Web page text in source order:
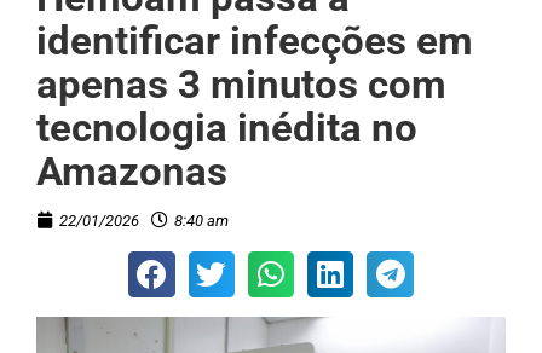
identificar infecções em
apenas 3 minutos com
tecnologia inédita no
Amazonas
22/01/2026 8:40 am